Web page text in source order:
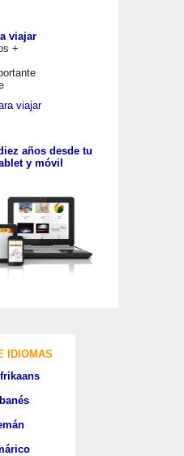
viajar
+
años desde tu
y móvil
IDIOMAS